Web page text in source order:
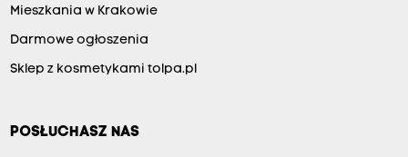
Mieszkania w Krakowie
Darmowe ogłoszenia
Sklep z kosmetykami tolpa.pl
POSŁUCHASZ NAS